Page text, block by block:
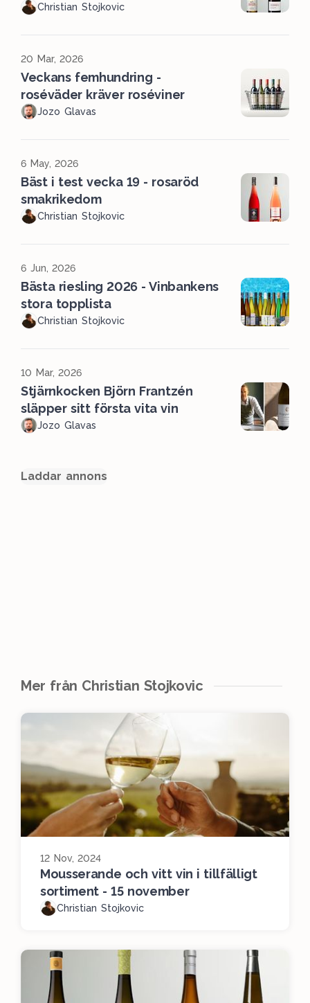
Christian Stojkovic
20 Mar, 2026
Veckans femhundring -
roséväder kräver roséviner
Jozo Glavas
6 May, 2026
Bäst i test vecka 19 - rosaröd
smakrikedom
Christian Stojkovic
6 Jun, 2026
Bästa riesling 2026 - Vinbankens
stora topplista
Christian Stojkovic
10 Mar, 2026
Stjärnkocken Björn Frantzén
släpper sitt första vita vin
Jozo Glavas
Laddar annons
Mer från Christian Stojkovic
12 Nov, 2024
Mousserande och vitt vin i tillfälligt
sortiment - 15 november
Christian Stojkovic